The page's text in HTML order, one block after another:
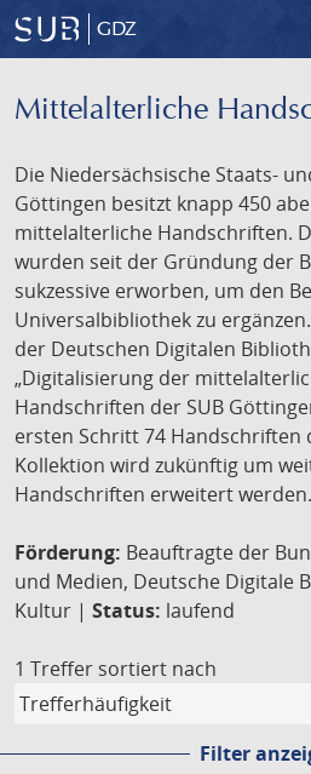
GDZ
Mittelalterliche
Die Niedersächsische Staats-
Göttingen besitzt knapp 450
mittelalterliche Handschriften.
wurden seit der Gründung der
sukzessive erworben, um den
Universalbibliothek zu
der Deutschen Digitalen
„Digitalisierung der
Handschriften der SUB
ersten Schritt 74 Handschriften
Kollektion wird zukünftig um
Handschriften erweitert werden.
Förderung: Beauftragte der
und Medien, Deutsche Digitale
Kultur | Status: laufend
1 Treffer sortiert nach
Filter